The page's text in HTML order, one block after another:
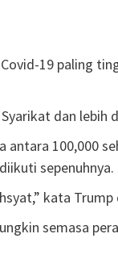
19 paling
dan lebih
100,000
sepenuhnya.
kata Trump
semasa